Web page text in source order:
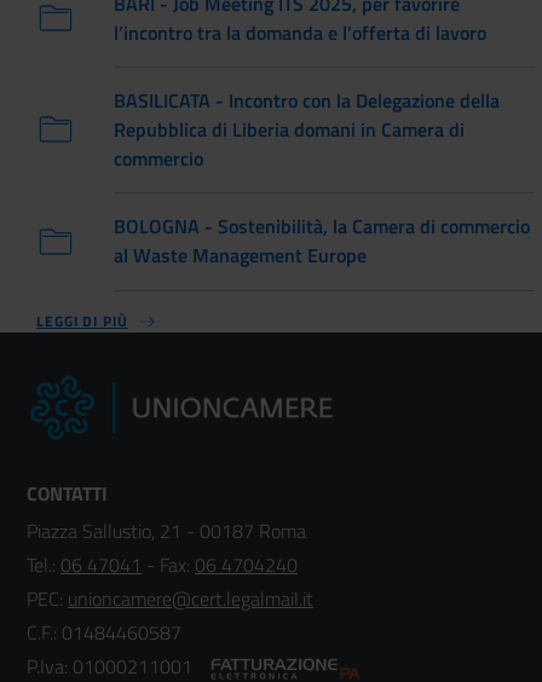
l’incontro tra la domanda e l’offerta di lavoro
BASILICATA - Incontro con la Delegazione della
Repubblica di Liberia domani in Camera di
commercio
BOLOGNA - Sostenibilità, la Camera di commercio
al Waste Management Europe
LEGGI DI PIÙ
CONTATTI
Piazza Sallustio, 21 - 00187 Roma
Tel.: 06 47041 - Fax: 06 4704240
PEC: unioncamere@cert.legalmail.it
C.F.: 01484460587
P.Iva: 01000211001